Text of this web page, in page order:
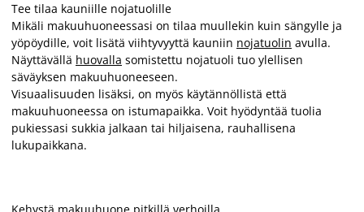
Tee tilaa kauniille nojatuolille
Mikäli makuuhuoneessasi on tilaa muullekin kuin sängylle ja
yöpöydille, voit lisätä viihtyvyyttä kauniin nojatuolin avulla.
Näyttävällä huovalla somistettu nojatuoli tuo ylellisen
säväyksen makuuhuoneeseen.
Visuaalisuuden lisäksi, on myös käytännöllistä että
makuuhuoneessa on istumapaikka. Voit hyödyntää tuolia
pukiessasi sukkia jalkaan tai hiljaisena, rauhallisena
lukupaikkana.